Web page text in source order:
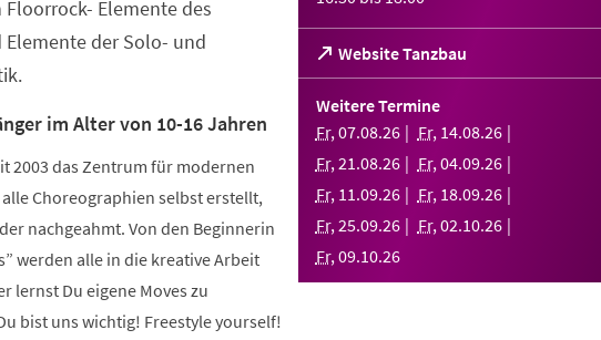
Website Tanzbau
(Öffnet
in
einem
Tab)
Weitere Termine
Fr,07.08.26 Fr, 14.08.26
Fr,21.08.26 Fr,04.09.26
Fr, 11.09.26 Fr, 18.09.26
Fr,25.09.26 Fr,02.10.26
Fr,09.10.26
Elemente des
Elemente der Solo- und
im Alter von 10-16 Jahren
2003 das Zentrum für modernen
Choreographien selbst erstellt,
nachgeahmt. Von den Beginnerin
werden alle in die kreative Arbeit
lernst Du eigene Moves zu
bist uns wichtig! Freestyle yourself!